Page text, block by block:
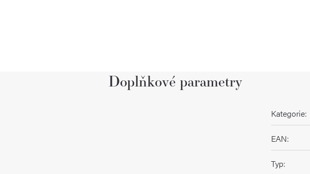
Doplňkové parametry
Kategorie:
EAN:
Typ: